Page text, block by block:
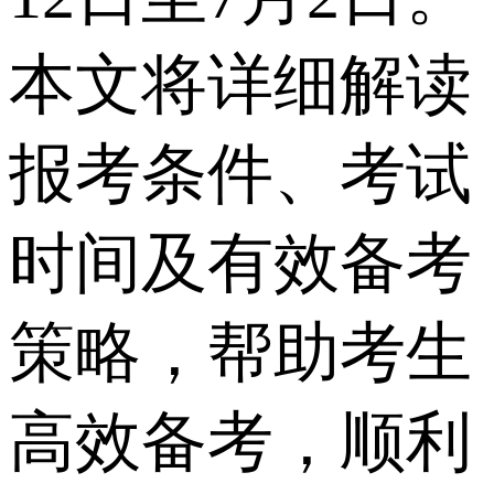
本文将详细解读
报考条件、考试
时间及有效备考
策略，帮助考生
高效备考，顺利